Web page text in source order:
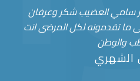
سامي العضيب شكر وعرفان
ما تقدمونه لكل المرضى انت
والوطن